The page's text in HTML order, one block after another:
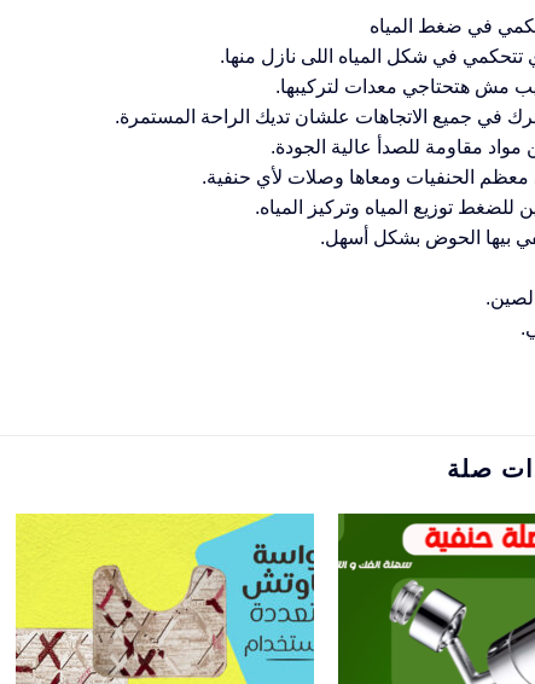
في ضغط المياه
تتحكمي في شكل المياه اللى نازل منها.
مش هتحتاجي معدات لتركيبها.
في جميع الاتجاهات علشان تديك الراحة المستمرة.
مقاومة للصدأ عالية الجودة.
الحنفيات ومعاها وصلات لأي حنفية.
للضغط توزيع المياه وتركيز المياه.
بيها الحوض بشكل أسهل.
صلة